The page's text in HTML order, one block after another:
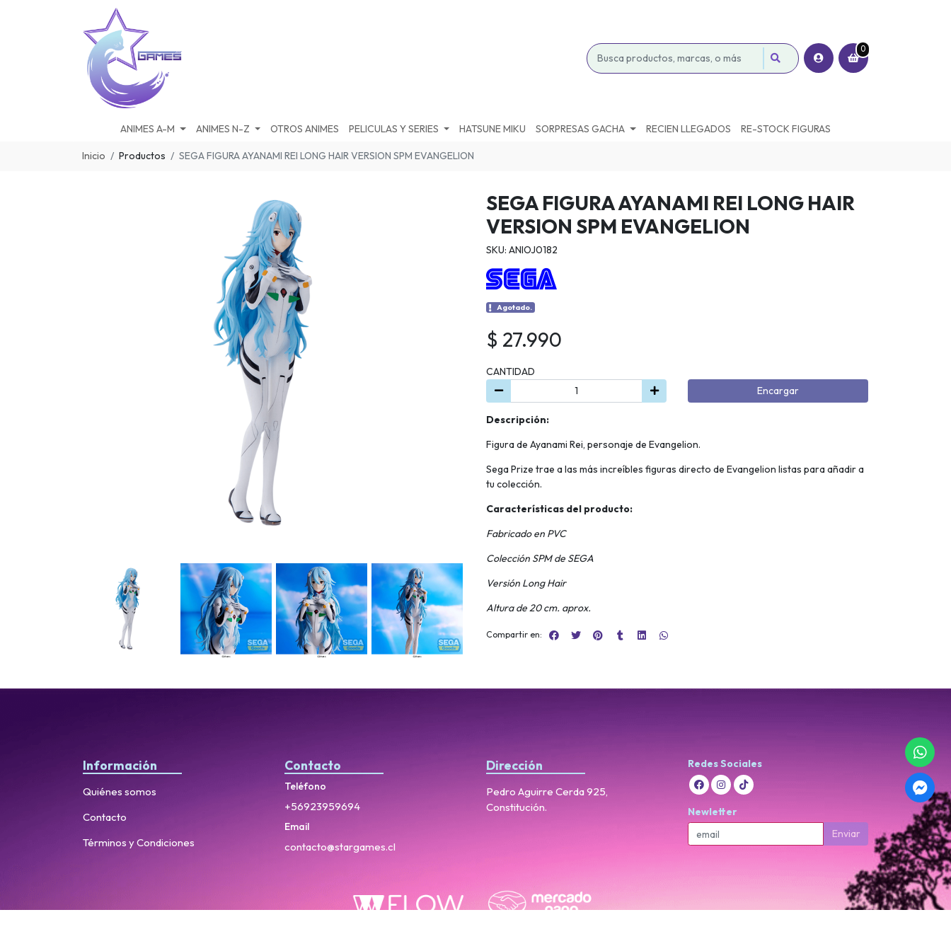
0
ANIMES A-M ANIMES N-Z OTROS ANIMES PELICULAS Y SERIES HATSUNE MIKU SORPRESAS GACHA RECIEN LLEGADOS RE-STOCK FIGURAS
Inicio Productos SEGA FIGURA AYANAMI REI LONG HAIR VERSION SPM EVANGELION
SEGA FIGURA AYANAMI REI LONG HAIR
VERSION SPM EVANGELION
SKU: ANIOJ0182
Agotado.
$ 27.990
CANTIDAD
Encargar
Descripción:
Figura de Ayanami Rei, personaje de Evangelion.
Sega Prize trae a las más increíbles figuras directo de Evangelion listas para añadir a
tu colección.
Características del producto:
Fabricado en PVC
Colección SPM de SEGA
Versión Long Hair
Altura de 20 cm. aprox.
Compartir en:
Información
Quiénes somos
Contacto
Términos y Condiciones
Contacto
Teléfono
+56923959694
Email
contacto@stargames.cl
Dirección
Pedro Aguirre Cerda 925,
Constitución.
Redes Sociales
Newletter
Enviar